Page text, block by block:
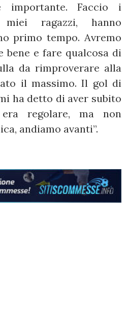
importante. Faccio i
ragazzi, hanno
primo tempo. Avremo
bene e fare qualcosa di
da rimproverare alla
il massimo. Il gol di
ha detto di aver subito
regolare, ma non
andiamo avanti”.